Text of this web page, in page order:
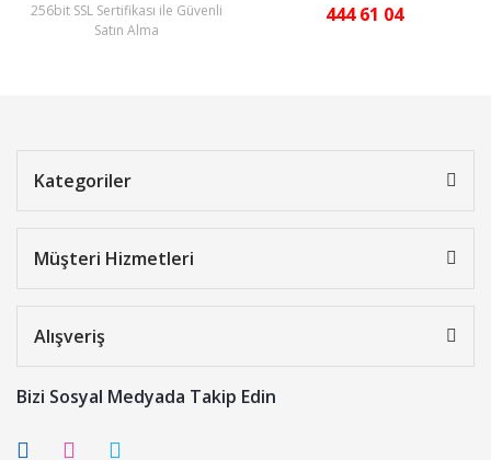
256bit SSL Sertifikası ile Güvenli
Satın Alma
444 61 04
Kategoriler
Müşteri Hizmetleri
Alışveriş
Bizi Sosyal Medyada Takip Edin